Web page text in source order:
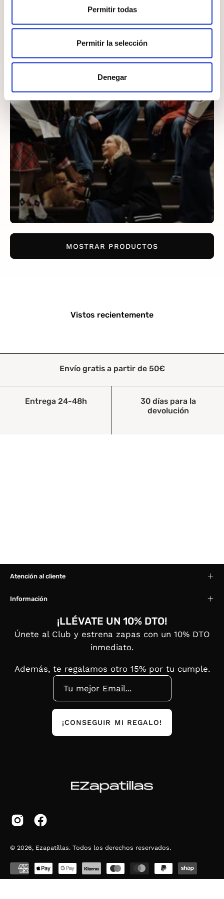
Permitir todas
Permitir la selección
Denegar
MOSTRAR PRODUCTOS
Vistos recientemente
Envío gratis a partir de 50€
Entrega 24-48h
30 días para la
devolución
Atención al cliente
Información
¡LLÉVATE UN 10% DTO!
Únete al Club y estrena zapas con un 10% DTO
inmediato.
Además, te regalamos otro 15% por tu cumple.
¡CONSEGUIR MI REGALO!
© 2026, Ezapatillas. Todos los derechos reservados.